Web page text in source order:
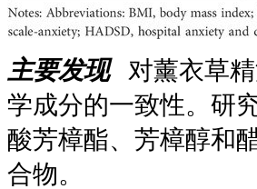
主要发现对薰衣草精
学成分的一致性。研
酸芳樟酯、芳樟醇和
合物。